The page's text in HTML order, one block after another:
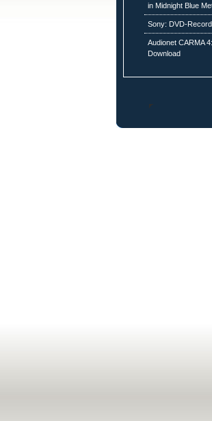
in Midnight Blue
Sony: DVD-
Audionet CARMA
Download